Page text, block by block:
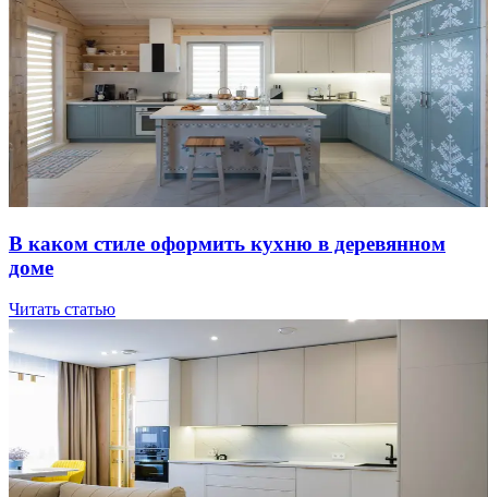
В кaкoм cтилe oфopмить куxню в дepeвяннoм
дoмe
Читать статью